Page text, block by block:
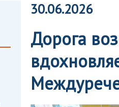
30.06.2026
Дорога